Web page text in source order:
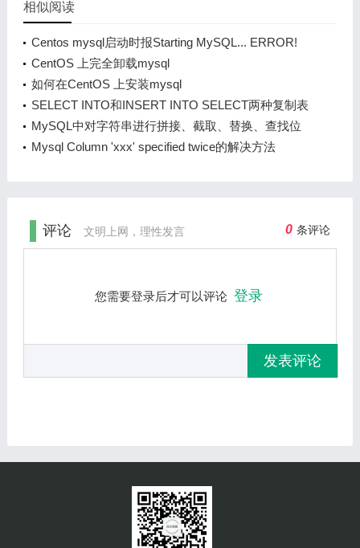
相似阅读
Centos mysql启动时报Starting MySQL... ERROR!
The server quit without updating PID file
CentOS 上完全卸载mysql
如何在CentOS 上安装mysql
SELECT INTO和INSERT INTO SELECT两种复制表
数据语句差异
MySQL中对字符串进行拼接、截取、替换、查找位
置等操作
Mysql Column 'xxx' specified twice的解决方法
评论 文明上网，理性发言 0 条评论
您需要登录后才可以评论 登录
发表评论